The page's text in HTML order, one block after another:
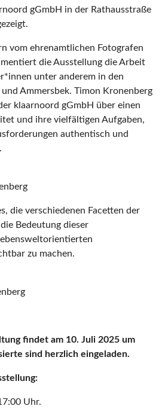
gGmbH in der Rathausstraße
vom ehrenamtlichen Fotografen
die Ausstellung die Arbeit
unter anderem in den
Ammersbek. Timon Kronenberg
klaarnoord gGmbH über einen
und ihre vielfältigen Aufgaben,
authentisch und
die verschiedenen Facetten der
Bedeutung dieser
zu machen.
findet am 10. Juli 2025 um
sind herzlich eingeladen.
Uhr.